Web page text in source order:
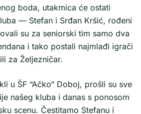
boda, utakmica će ostati
— Stefan i Srđan Kršić, rođeni
su za seniorski tim samo dva
i tako postali najmlađi igrači
za Željezničar.
u ŠF “Ačko“ Doboj, prošli su sve
našeg kluba i danas s ponosom
scenu. Čestitamo Stefanu i